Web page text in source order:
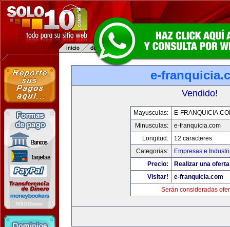
e-
Vendido!
Mayusculas:
E-
Minusculas:
e-franquicia.com
Longitud:
12 caracteres
Categorias:
Empresas e
Precio:
Realizar una
Visitar!
e-franquicia.com
Serán consideradas